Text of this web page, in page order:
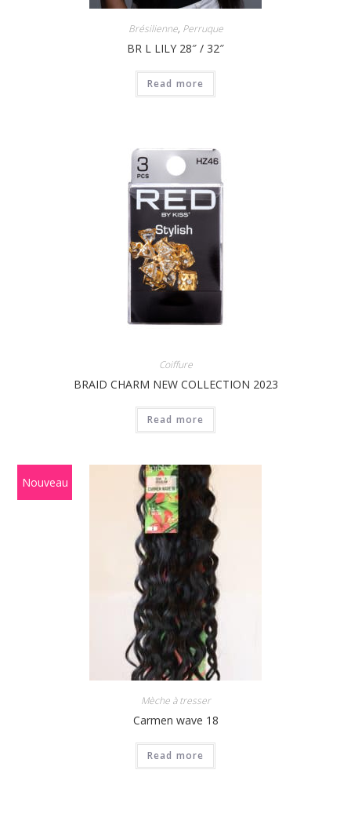
Brésilienne, Perruque
BR L LILY 28″ / 32″
Read more
Coiffure
BRAID CHARM NEW COLLECTION 2023
Read more
Nouveau
Mèche à tresser
Carmen wave 18
Read more